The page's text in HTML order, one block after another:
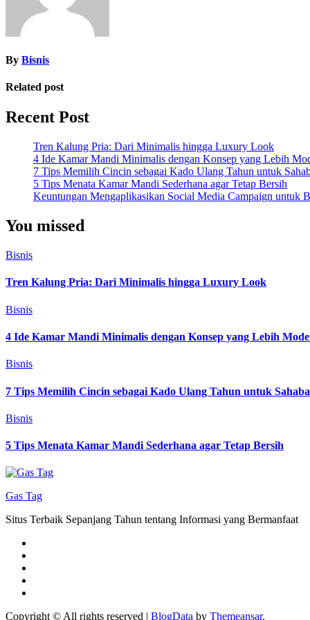
By Bisnis
Related post
Recent Post
Tren Kalung Pria: Dari Minimalis hingga Luxury Look
4 Ide Kamar Mandi Minimalis dengan Konsep yang Lebih
7 Tips Memilih Cincin sebagai Kado Ulang Tahun untuk
5 Tips Menata Kamar Mandi Sederhana agar Tetap Bersih
Keuntungan Mengaplikasikan Social Media Campaign untuk
You missed
Bisnis
Tren Kalung Pria: Dari Minimalis hingga Luxury Look
Bisnis
4 Ide Kamar Mandi Minimalis dengan Konsep yang Lebih
Bisnis
7 Tips Memilih Cincin sebagai Kado Ulang Tahun untuk
Bisnis
5 Tips Menata Kamar Mandi Sederhana agar Tetap Bersih
Gas Tag
Situs Terbaik Sepanjang Tahun tentang Informasi yang Bermanfaat
Copyright © All rights reserved | BlogData by Themeansar.